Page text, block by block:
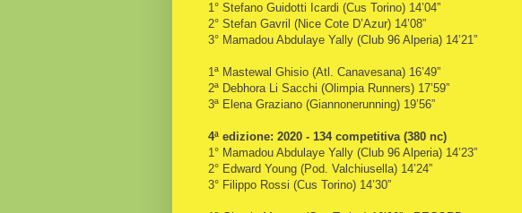
1° Stefano Guidotti Icardi (Cus Torino) 14’04”
2° Stefan Gavril (Nice Cote D’Azur) 14’08”
3° Mamadou Abdulaye Yally (Club 96 Alperia) 14’21”
1ª Mastewal Ghisio (Atl. Canavesana) 16’49”
2ª Debhora Li Sacchi (Olimpia Runners) 17’59”
3ª Elena Graziano (Giannonerunning) 19’56”
4ª edizione: 2020 - 134 competitiva (380 nc)
1° Mamadou Abdulaye Yally (Club 96 Alperia) 14’23”
2° Edward Young (Pod. Valchiusella) 14’24”
3° Filippo Rossi (Cus Torino) 14’30”